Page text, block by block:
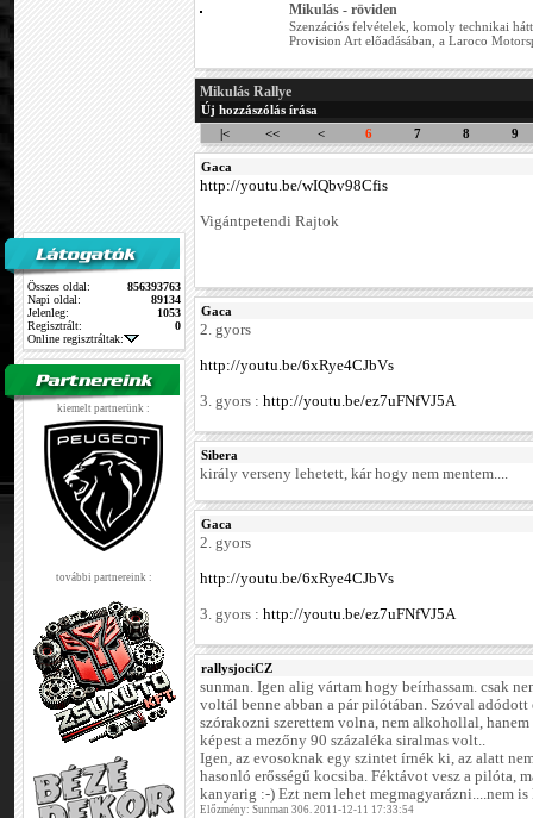
Összes oldal:
856393763
Napi oldal:
89134
Jelenleg:
1053
Regisztrált:
0
Online regisztráltak:
kiemelt partnerünk :
további partnereink :
Mikulás - röviden
Szenzációs felvételek, komoly technikai
Provision Art előadásában, a Laroco
Mikulás Rallye
Új hozzászólás írása
|<
<< < 6 7 8 9
Gaca
http://youtu.be/wIQbv98Cfis
Vigántpetendi Rajtok
Gaca
2. gyors
http://youtu.be/6xRye4CJbVs
3. gyors : http://youtu.be/ez7uFNfVJ5A
Sibera
király verseny lehetett, kár hogy nem mentem....
Gaca
2. gyors
http://youtu.be/6xRye4CJbVs
3. gyors : http://youtu.be/ez7uFNfVJ5A
rallysjociCZ
sunman. Igen alig vártam hogy beírhassam. csak
voltál benne abban a pár pilótában. Szóval
szórakozni szerettem volna, nem alkohollal,
képest a mezőny 90 százaléka siralmas volt..
Igen, az evosoknak egy szintet írnék ki, az alatt
hasonló erősségű kocsiba. Féktávot vesz a pilóta,
kanyarig :-) Ezt nem lehet megmagyarázni....nem is
Előzmény: Sunman 306. 2011-12-11 17:33:54